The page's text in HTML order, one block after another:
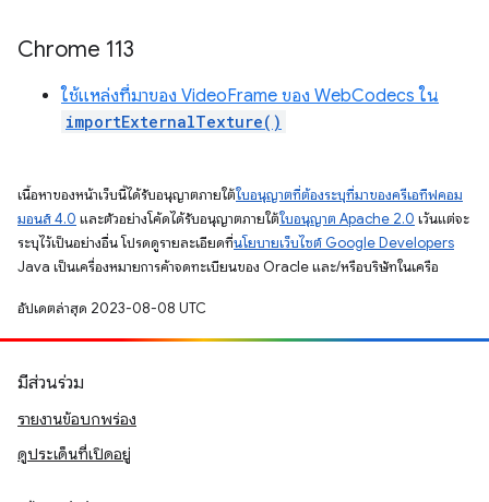
Chrome 113
ใช้แหล่งที่มาของ VideoFrame ของ WebCodecs ใน
importExternalTexture()
เนื้อหาของหน้าเว็บนี้ได้รับอนุญาตภายใต้ใบอนุญาตที่ต้องระบุที่มาของครีเอทีฟคอม
มอนส์ 4.0 และตัวอย่างโค้ดได้รับอนุญาตภายใต้ใบอนุญาต Apache 2.0 เว้นแต่จะ
ระบุไว้เป็นอย่างอื่น โปรดดูรายละเอียดที่นโยบายเว็บไซต์ Google Developers
Java เป็นเครื่องหมายการค้าจดทะเบียนของ Oracle และ/หรือบริษัทในเครือ
อัปเดตล่าสุด 2023-08-08 UTC
มีส่วนร่วม
รายงานข้อบกพร่อง
ดูประเด็นที่เปิดอยู่